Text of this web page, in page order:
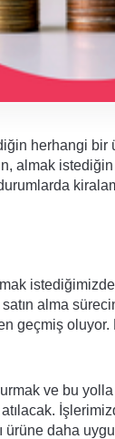
herhangi bir
almak
alma
geçmiş oluyor.
ve bu
atılacak.
daha